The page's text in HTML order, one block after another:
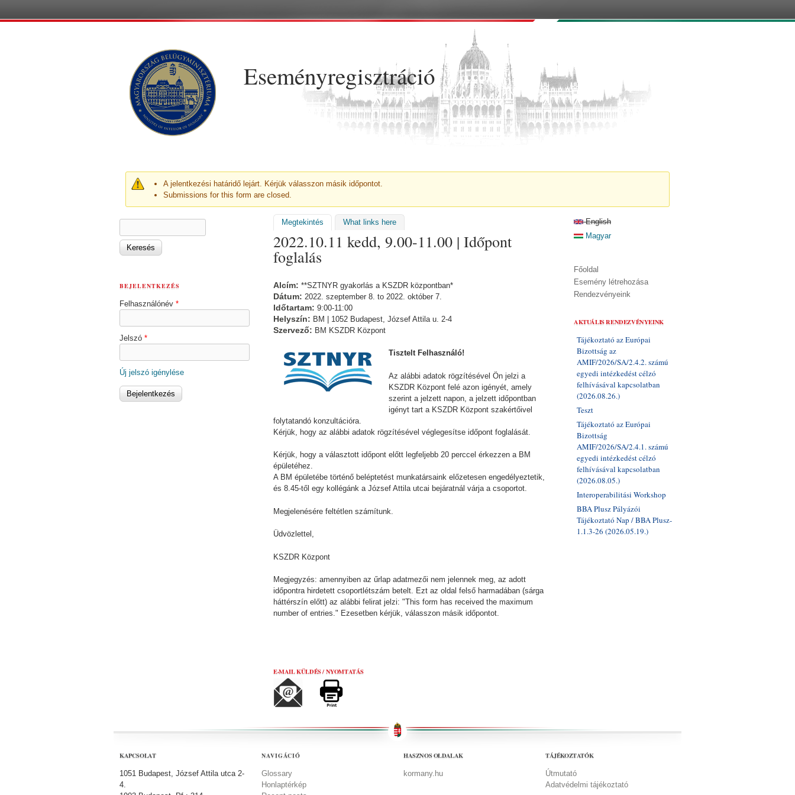
Eseményregisztráció
FIGYELMEZTETŐ ÜZENET
A jelentkezési határidő lejárt. Kérjük válasszon másik időpontot.
Submissions for this form are closed.
Megtekintés (aktív fül)What links here
2022.10.11 kedd, 9.00-11.00 | Időpont
foglalás
Alcím: **SZTNYR gyakorlás a KSZDR központban*
Dátum: 2022. szeptember 8. to 2022. október 7.
Időtartam: 9:00-11:00
Helyszín: BM | 1052 Budapest, József Attila u. 2-4
Szervező: BM KSZDR Központ
Tisztelt Felhasználó!
Az alábbi adatok rögzítésével Ön jelzi a
KSZDR Központ felé azon igényét, amely
szerint a jelzett napon, a jelzett időpontban
igényt tart a KSZDR Központ szakértőivel
folytatandó konzultációra.
Kérjük, hogy az alábbi adatok rögzítésével véglegesítse időpont foglalását.
Kérjük, hogy a választott időpont előtt legfeljebb 20 perccel érkezzen a BM
épületéhez.
A BM épületébe történő beléptetést munkatársaink előzetesen engedélyeztetik,
és 8.45-től egy kollégánk a József Attila utcai bejáratnál várja a csoportot.
Megjelenésére feltétlen számítunk.
Üdvözlettel,
KSZDR Központ
Megjegyzés: amennyiben az űrlap adatmezői nem jelennek meg, az adott
időpontra hirdetett csoportlétszám betelt. Ezt az oldal felső harmadában (sárga
háttérszín előtt) az alábbi felirat jelzi: "This form has received the maximum
number of entries." Ezesetben kérjük, válasszon másik időpontot.
E-MAIL KÜLDÉS / NYOMTATÁS
KERESÉS ŰRLAP
BEJELENTKEZÉS
Felhasználónév *
Jelszó *
Új jelszó igénylése
English
Magyar
Főoldal
Esemény létrehozása
Rendezvényeink
AKTUÁLIS RENDEZVÉNYEINK
Tájékoztató az Európai
Bizottság az
AMIF/2026/SA/2.4.2. számú
egyedi intézkedést célzó
felhívásával kapcsolatban
(2026.08.26.)
Teszt
Tájékoztató az Európai
Bizottság
AMIF/2026/SA/2.4.1. számú
egyedi intézkedést célzó
felhívásával kapcsolatban
(2026.08.05.)
Interoperabilitási Workshop
BBA Plusz Pályázói
Tájékoztató Nap / BBA Plusz-
1.1.3-26 (2026.05.19.)
KAPCSOLAT
1051 Budapest, József Attila utca 2-
4.
NAVIGÁCIÓ
Glossary
Honlaptérkép
HASZNOS OLDALAK
kormany.hu
TÁJÉKOZTATÓK
Útmutató
Adatvédelmi tájékoztató